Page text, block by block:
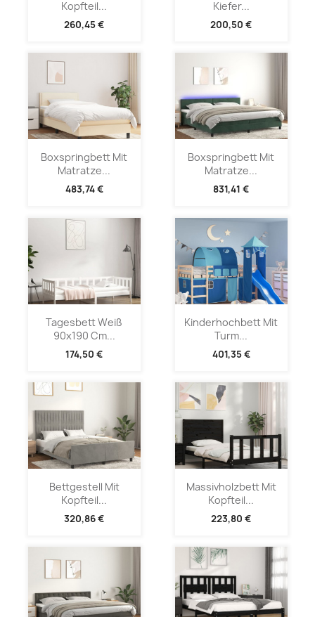
Kopfteil...
260,45 €
Kiefer...
200,50 €
Boxspringbett Mit
Matratze...
483,74 €
Boxspringbett Mit
Matratze...
831,41 €
Tagesbett Weiß
90x190 Cm...
174,50 €
Kinderhochbett Mit
Turm...
401,35 €
Bettgestell Mit
Kopfteil...
320,86 €
Massivholzbett Mit
Kopfteil...
223,80 €